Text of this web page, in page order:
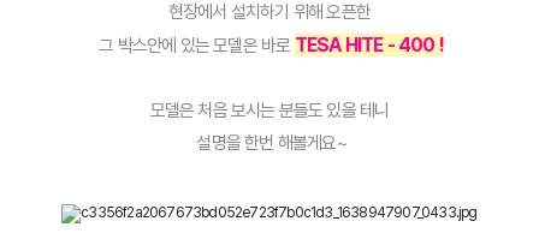
현장에서 설치하기 위해 오픈한
그 박스안에 있는 모델은 바로 TESA HITE - 400 !
모델은 처음 보시는 분들도 있을 테니
설명을 한번 해볼게요~